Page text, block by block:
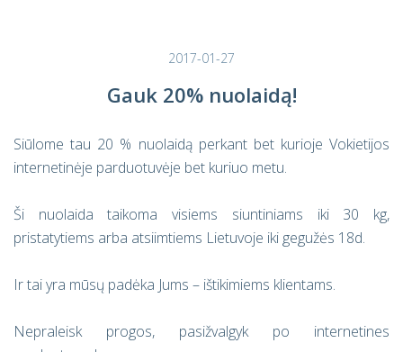
2017-01-27
Gauk 20% nuolaidą!
Siūlome tau 20 % nuolaidą perkant bet kurioje Vokietijos
internetinėje parduotuvėje bet kuriuo metu.
Ši nuolaida taikoma visiems siuntiniams iki 30 kg,
pristatytiems arba atsiimtiems Lietuvoje iki gegužės 18d.
Ir tai yra mūsų padėka Jums – ištikimiems klientams.
Nepraleisk progos, pasižvalgyk po internetines